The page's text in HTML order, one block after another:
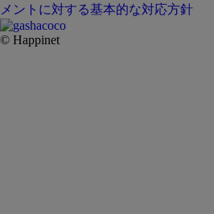
メントに対する基本的な対応方針
© Happinet